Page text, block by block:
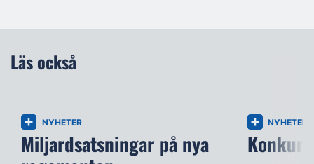
Läs också
NYHETER
Miljardsatsningar på nya
NYHETER